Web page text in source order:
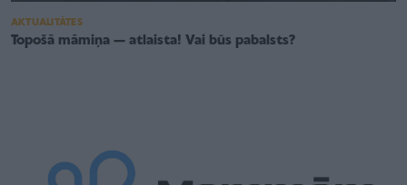
AKTUALITĀTES
Topošā māmiņa — atlaista! Vai būs pabalsts?